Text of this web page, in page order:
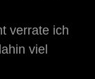
verrate ich
viel